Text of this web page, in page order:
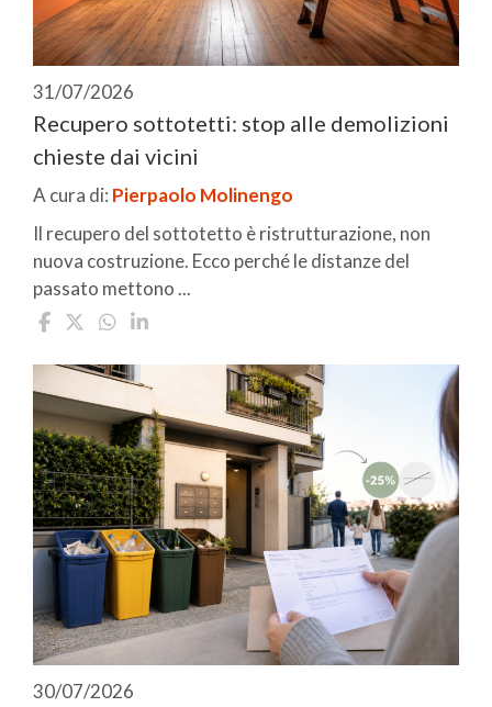
31/07/2026
Recupero sottotetti: stop alle demolizioni
chieste dai vicini
A cura di: Pierpaolo Molinengo
Il recupero del sottotetto è ristrutturazione, non
nuova costruzione. Ecco perché le distanze del
passato mettono ...
30/07/2026